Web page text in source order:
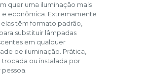
quer uma iluminação mais
econômica. Extremamente
elas têm formato padrão,
substituir lâmpadas
em qualquer
de iluminação. Prática,
trocada ou instalada por